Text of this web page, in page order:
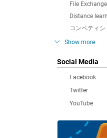
File Exchange
Distance
コンペティシ
Show more
Social Media
Facebook
Twitter
YouTube